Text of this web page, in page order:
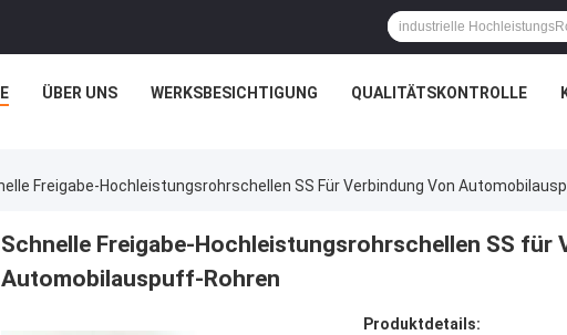
ÜBER UNS WERKSBESICHTIGUNG QUALITÄTSKONTROLLE
Freigabe-Hochleistungsrohrschellen SS Für Verbindung Von
Schnelle Freigabe-Hochleistungsrohrschellen SS für
Automobilauspuff-Rohren
Produktdetails: